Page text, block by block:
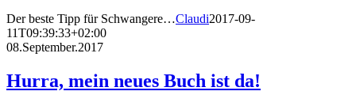
Der beste Tipp für Schwangere…Claudi2017-09-
11T09:39:33+02:00
08.September.2017
Hurra, mein neues Buch ist da!